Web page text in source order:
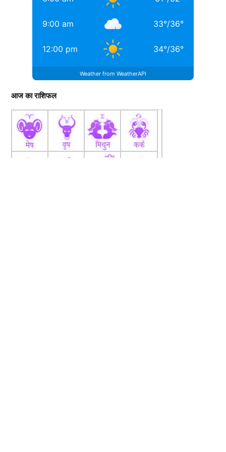
9:00 am 33°/36°
12:00 pm 34°/36°
Weather from WeatherAPI
आज का राशिफल